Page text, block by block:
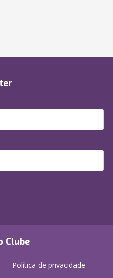
Clube
Política de privacidade